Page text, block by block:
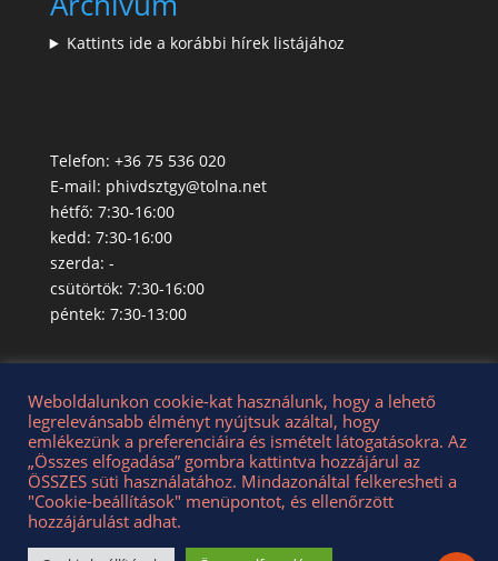
Kattints ide a korábbi hírek listájához
Telefon: +36 75 536 020
E-mail: phivdsztgy@tolna.net
hétfő: 7:30-16:00
kedd: 7:30-16:00
szerda: -
csütörtök: 7:30-16:00
péntek: 7:30-13:00
Adatkezelési Tájékoztató
Roma Nemz. Önk. Adatkezelési Tájékoztató
Impresszum
Weboldalunkon cookie-kat használunk, hogy a lehető
legrelevánsabb élményt nyújtsuk azáltal, hogy
emlékezünk a preferenciáira és ismételt látogatásokra. Az
„Összes elfogadása” gombra kattintva hozzájárul az
ÖSSZES süti használatához. Mindazonáltal felkeresheti a
"Cookie-beállítások" menüpontot, és ellenőrzött
hozzájárulást adhat.